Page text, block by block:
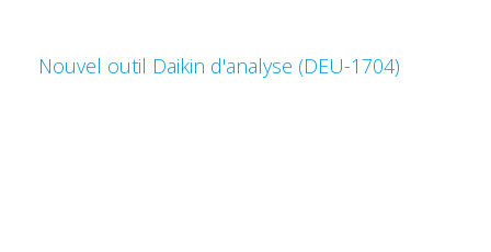
Nouvel outil Daikin d'analyse (DEU-1704)